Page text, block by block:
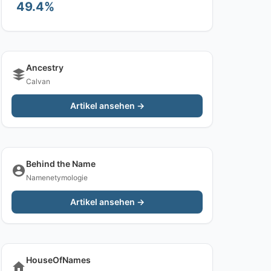
49.4%
Ancestry
Calvan
Artikel ansehen →
Behind the Name
Namenetymologie
Artikel ansehen →
HouseOfNames